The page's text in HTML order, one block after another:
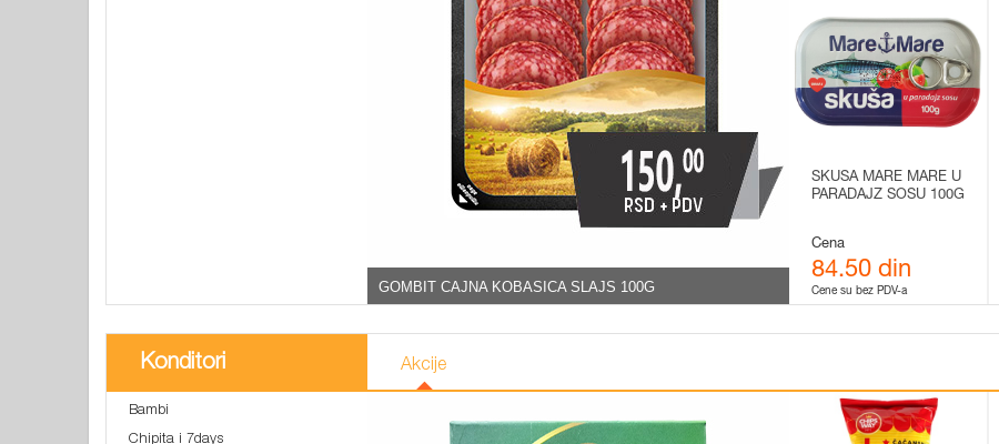
GOMBIT CAJNA KOBASICA SLAJS 100G
SKUSA MARE MARE U
PARADAJZ SOSU 100G
Cena
84.50 din
Cene su bez PDV-a
Konditori Akcije
Bambi
Chipita i 7days